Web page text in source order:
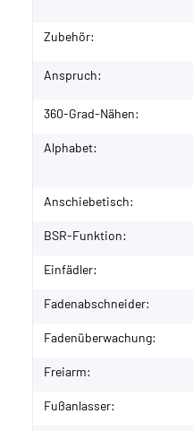
Zubehör:
Anspruch:
360-Grad-Nähen:
Alphabet:
Anschiebetisch:
BSR-Funktion:
Einfädler:
Fadenabschneider:
Fadenüberwachung:
Freiarm:
Fußanlasser: